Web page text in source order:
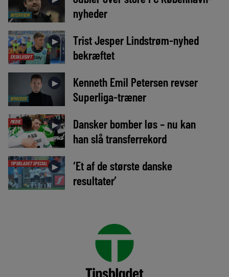
INTERVIEW
nyheder
EKSKLUSIVT
►
Trist Jesper Lindstrøm-nyhed
bekræftet
NYHEDER
►
Kenneth Emil Petersen revser
Superliga-træner
MEDIE ►
Dansker bomber løs – nu kan
han slå transferrekord
TIPSBLADET SPECIAL ►
‘Et af de største danske
resultater’